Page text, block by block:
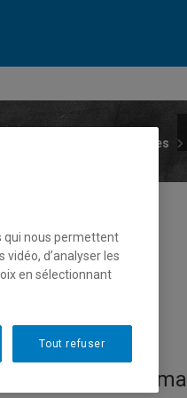
par départements et écoles
qui nous permettent
d’analyser les
en sélectionnant
Tout refuser